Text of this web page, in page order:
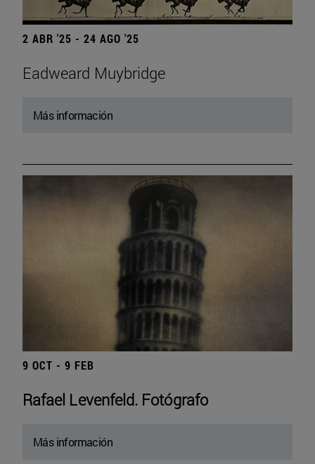
2 ABR '25 - 24 AGO '25
Eadweard Muybridge
Más información
9 OCT - 9 FEB
Rafael Levenfeld. Fotógrafo
Más información